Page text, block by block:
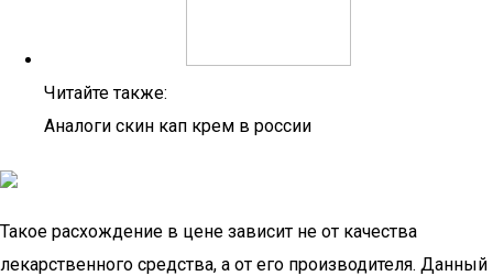
Читайте также:
Аналоги скин кап крем в россии
Такое расхождение в цене зависит не от качества
лекарственного средства, а от его производителя. Данный